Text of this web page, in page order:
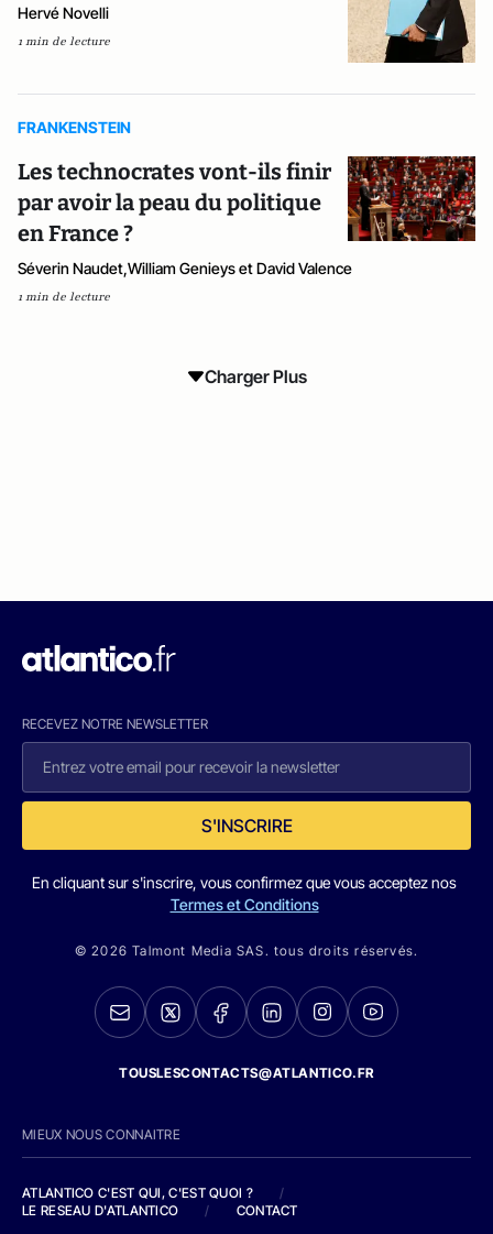
Hervé Novelli
1 min de lecture
FRANKENSTEIN
Les technocrates vont-ils finir
par avoir la peau du politique
en France ?
Séverin Naudet,William Genieys et David Valence
1 min de lecture
Charger Plus
RECEVEZ NOTRE NEWSLETTER
S'INSCRIRE
En cliquant sur s'inscrire, vous confirmez que vous acceptez nos
Termes et Conditions
© 2026 Talmont Media SAS. tous droits réservés.
TOUSLESCONTACTS@ATLANTICO.FR
MIEUX NOUS CONNAITRE
ATLANTICO C'EST QUI, C'EST QUOI ?
/
LE RESEAU D'ATLANTICO
/ CONTACT